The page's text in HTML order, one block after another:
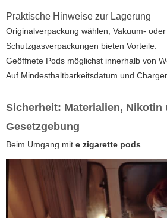
Praktische Hinweise zur Lagerung
Originalverpackung wählen, Vakuum- oder
Schutzgasverpackungen bieten Vorteile.
Geöffnete Pods möglichst innerhalb von
Auf Mindesthaltbarkeitsdatum und
Sicherheit: Materialien, Nikotin
Gesetzgebung
Beim Umgang mit e zigarette pods